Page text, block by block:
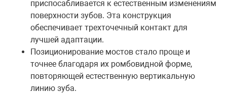
приспосабливается к естественным изменениям
поверхности зубов. Эта конструкция
обеспечивает трехточечный контакт для
лучшей адаптации.
Позиционирование мостов стало проще и
точнее благодаря их ромбовидной форме,
повторяющей естественную вертикальную
линию зуба.